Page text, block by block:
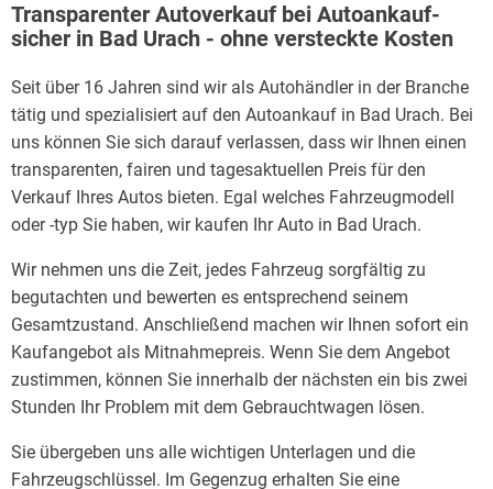
Transparenter Autoverkauf bei Autoankauf-
sicher in Bad Urach - ohne versteckte Kosten
Seit über 16 Jahren sind wir als Autohändler in der Branche
tätig und spezialisiert auf den Autoankauf in Bad Urach. Bei
uns können Sie sich darauf verlassen, dass wir Ihnen einen
transparenten, fairen und tagesaktuellen Preis für den
Verkauf Ihres Autos bieten. Egal welches Fahrzeugmodell
oder -typ Sie haben, wir kaufen Ihr Auto in Bad Urach.
Wir nehmen uns die Zeit, jedes Fahrzeug sorgfältig zu
begutachten und bewerten es entsprechend seinem
Gesamtzustand. Anschließend machen wir Ihnen sofort ein
Kaufangebot als Mitnahmepreis. Wenn Sie dem Angebot
zustimmen, können Sie innerhalb der nächsten ein bis zwei
Stunden Ihr Problem mit dem Gebrauchtwagen lösen.
Sie übergeben uns alle wichtigen Unterlagen und die
Fahrzeugschlüssel. Im Gegenzug erhalten Sie eine